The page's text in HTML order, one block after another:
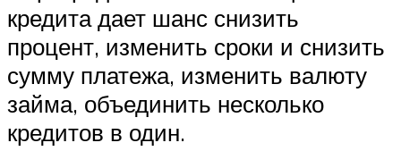
кредита дает шанс снизить
процент, изменить сроки и снизить
сумму платежа, изменить валюту
займа, объединить несколько
кредитов в один.